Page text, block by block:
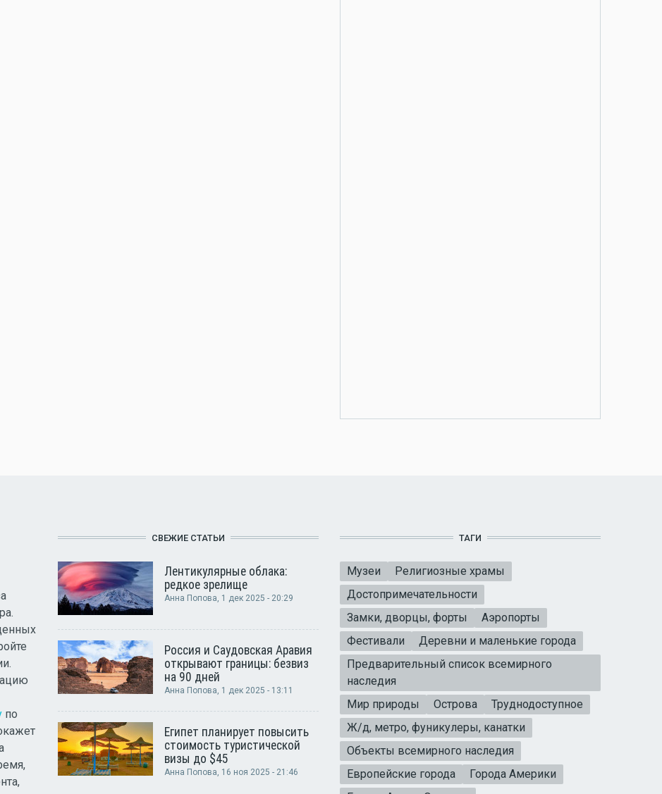
по
СВЕЖИЕ СТАТЬИ
Лентикулярные облака:
редкое зрелище
Анна Попова , 1 дек 2025 - 20:29
Россия и Саудовская Аравия
открывают границы: безвиз
на 90 дней
Анна Попова , 1 дек 2025 - 13:11
Египет планирует повысить
стоимость туристической
визы до $45
Анна Попова , 16 ноя 2025 - 21:46
ТАГИ
Музеи
Религиозные храмы
Достопримечательности
Замки, дворцы, форты
Аэропорты
Фестивали
Деревни и маленькие города
Предварительный список всемирного
наследия
Мир природы
Острова
Труднодоступное
Ж/д, метро, фуникулеры, канатки
Объекты всемирного наследия
Европейские города
Города Америки